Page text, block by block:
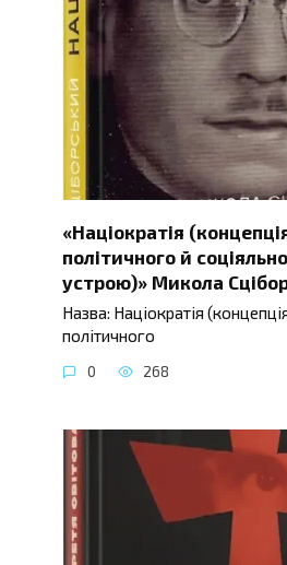
«Націократія
політичного й
устрою)» Микола
Назва: Націократія
політичного
0 268